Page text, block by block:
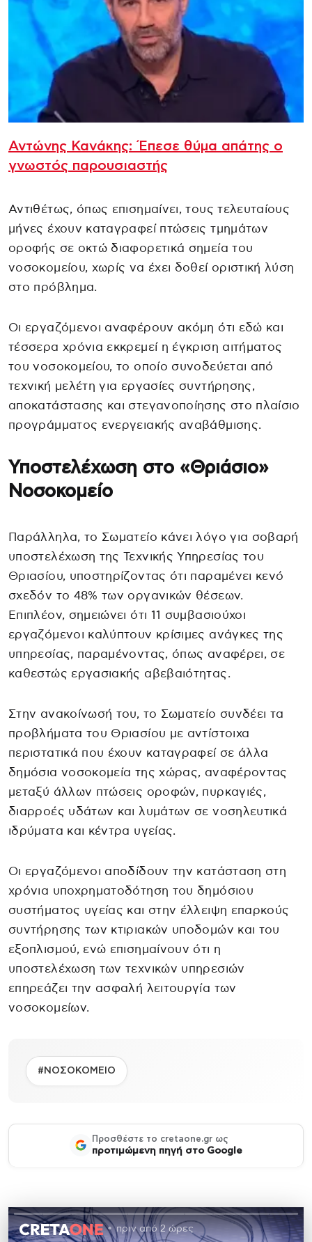
Αντώνης Κανάκης: Έπεσε θύμα απάτης ο
γνωστός παρουσιαστής
Αντιθέτως, όπως επισημαίνει, τους τελευταίους
μήνες έχουν καταγραφεί πτώσεις τμημάτων
οροφής σε οκτώ διαφορετικά σημεία του
νοσοκομείου, χωρίς να έχει δοθεί οριστική λύση
στο πρόβλημα.
Οι εργαζόμενοι αναφέρουν ακόμη ότι εδώ και
τέσσερα χρόνια εκκρεμεί η έγκριση αιτήματος
του νοσοκομείου, το οποίο συνοδεύεται από
τεχνική μελέτη για εργασίες συντήρησης,
αποκατάστασης και στεγανοποίησης στο πλαίσιο
προγράμματος ενεργειακής αναβάθμισης.
Υποστελέχωση στο «Θριάσιο»
Νοσοκομείο
Παράλληλα, το Σωματείο κάνει λόγο για σοβαρή
υποστελέχωση της Τεχνικής Υπηρεσίας του
Θριασίου, υποστηρίζοντας ότι παραμένει κενό
σχεδόν το 48% των οργανικών θέσεων.
Επιπλέον, σημειώνει ότι 11 συμβασιούχοι
εργαζόμενοι καλύπτουν κρίσιμες ανάγκες της
υπηρεσίας, παραμένοντας, όπως αναφέρει, σε
καθεστώς εργασιακής αβεβαιότητας.
Στην ανακοίνωσή του, το Σωματείο συνδέει τα
προβλήματα του Θριασίου με αντίστοιχα
περιστατικά που έχουν καταγραφεί σε άλλα
δημόσια νοσοκομεία της χώρας, αναφέροντας
μεταξύ άλλων πτώσεις οροφών, πυρκαγιές,
διαρροές υδάτων και λυμάτων σε νοσηλευτικά
ιδρύματα και κέντρα υγείας.
Οι εργαζόμενοι αποδίδουν την κατάσταση στη
χρόνια υποχρηματοδότηση του δημόσιου
συστήματος υγείας και στην έλλειψη επαρκούς
συντήρησης των κτιριακών υποδομών και του
εξοπλισμού, ενώ επισημαίνουν ότι η
υποστελέχωση των τεχνικών υπηρεσιών
επηρεάζει την ασφαλή λειτουργία των
νοσοκομείων.
#ΝΟΣΟΚΟΜΕΙΟ
Προσθέστε το cretaone.gr ως
προτιμώμενη πηγή στο Google
πριν από 2 ώρες